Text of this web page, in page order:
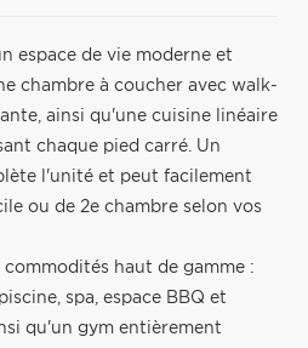
espace de vie moderne et
chambre à coucher avec walk-
ainsi qu'une cuisine linéaire
chaque pied carré. Un
l'unité et peut facilement
ou de 2e chambre selon vos
haut de gamme :
spa, espace BBQ et
qu'un gym entièrement